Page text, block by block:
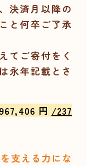
決済月以降の
と何卒ご了承
てご寄付をく
永年記載とさ
円 /237
支える力にな